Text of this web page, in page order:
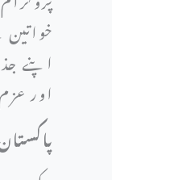
اپنے
اور